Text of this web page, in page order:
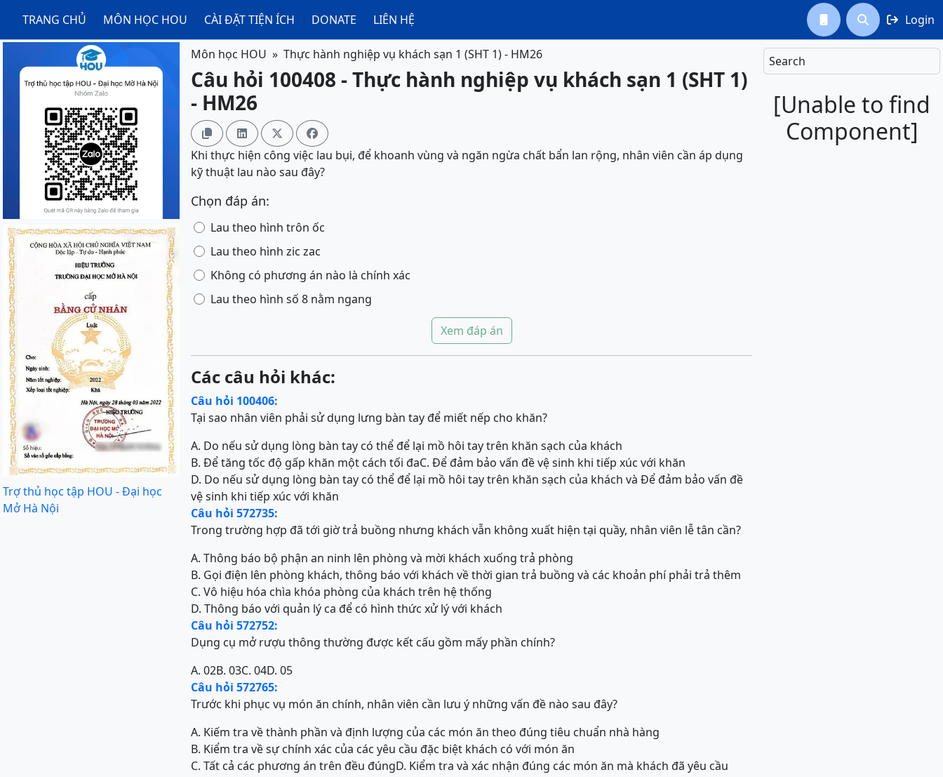
TRANG CHỦ MÔN HỌC HOU CÀI ĐẶT TIỆN ÍCH DONATE LIÊN HỆ   Login
Search
[Unable to find
Component]
Trợ thủ học tập HOU - Đại học
Mở Hà Nội
Môn học HOU Thực hành nghiệp vụ khách sạn 1 (SHT 1) - HM26
Câu hỏi 100408 - Thực hành nghiệp vụ khách sạn 1 (SHT 1)
- HM26
   
Khi thực hiện công việc lau bụi, để khoanh vùng và ngăn ngừa chất bẩn lan rộng, nhân viên cần áp dụng
kỹ thuật lau nào sau đây?
Chọn đáp án:
Lau theo hình trôn ốc
Lau theo hình zic zac
Không có phương án nào là chính xác
Lau theo hình số 8 nằm ngang
Xem đáp án
Các câu hỏi khác:
Câu hỏi 100406:
Tại sao nhân viên phải sử dụng lưng bàn tay để miết nếp cho khăn?
A. Do nếu sử dụng lòng bàn tay có thể để lại mồ hôi tay trên khăn sạch của khách
B. Để tăng tốc độ gấp khăn một cách tối đaC. Để đảm bảo vấn đề vệ sinh khi tiếp xúc với khăn
D. Do nếu sử dụng lòng bàn tay có thể để lại mồ hôi tay trên khăn sạch của khách và Để đảm bảo vấn đề
vệ sinh khi tiếp xúc với khăn
Câu hỏi 572735:
Trong trường hợp đã tới giờ trả buồng nhưng khách vẫn không xuất hiện tại quầy, nhân viên lễ tân cần?
A. Thông báo bộ phận an ninh lên phòng và mời khách xuống trả phòng
B. Gọi điện lên phòng khách, thông báo với khách về thời gian trả buồng và các khoản phí phải trả thêm
C. Vô hiệu hóa chìa khóa phòng của khách trên hệ thống
D. Thông báo với quản lý ca để có hình thức xử lý với khách
Câu hỏi 572752:
Dụng cụ mở rượu thông thường được kết cấu gồm mấy phần chính?
A. 02B. 03C. 04D. 05
Câu hỏi 572765:
Trước khi phục vụ món ăn chính, nhân viên cần lưu ý những vấn đề nào sau đây?
A. Kiếm tra về thành phần và định lượng của các món ăn theo đúng tiêu chuẩn nhà hàng
B. Kiểm tra về sự chính xác của các yêu cầu đặc biệt khách có với món ăn
C. Tất cả các phương án trên đều đúngD. Kiểm tra và xác nhận đúng các món ăn mà khách đã yêu cầu